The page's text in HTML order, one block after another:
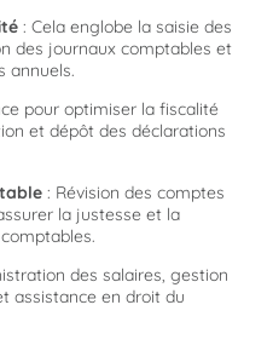
: Cela englobe la saisie des
des journaux comptables et
annuels.
pour optimiser la fiscalité
et dépôt des déclarations
: Révision des comptes
la justesse et la
des salaires, gestion
assistance en droit du